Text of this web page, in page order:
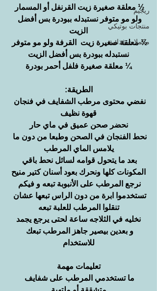
ريجيم
منتجات بوتيكي
مكملات غذائية
½ معلقة صغيرة زيت القرنفل أو المسمار
ولو مو متوفر نستبدله ببودرة بس أفضل
الزيت
½ معلقة صغيرة زيت  القرفة ولو مو متوفر
نستبدله ببودرة بس أفضل الزيت
¼ معلقة صغيرة فلفل أحمر بودرة
الطريقة:
نفضي محتوى مرطب الشفايف في فنجان
قهوة نظيف
نحضر صحن عميق في ماي حار
نحط الفنجان في الصحن وطبعا من دون ما
يلامس الماي المرطب
بعد ما يتحول قوامه لسائل نحط باقي
المكونات كلها ونحرك بعود أسنان كتير منيح
نرجع المرطب على الأنبوبة تبعه و فيكم
تستخدموا ابرة من دون الراس تبعها عشان
تنقلوا المرطب للعلبة تبعه
نخليه في الثلاجه ساعة لحتى يرجع يجمد
و بعدين بيصير جاهز المرطب تبعك
للاستخدام
تعليمات مهمة
ما تستخدمي المرطب على شفايف